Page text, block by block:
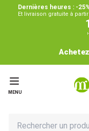
Dernières heures : -
Et livraison gratuite à
Achetez
MENU